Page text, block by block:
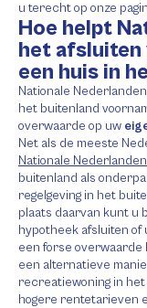
u terecht op onze
Hoe helpt
het afsluiten
een huis in
Nationale
het buitenland
overwaarde op uw
Net als de meeste
Nationale Nederlanden
buitenland als
regelgeving in het
plaats daarvan kunt u
hypotheek afsluiten of
een forse overwaarde
een alternatieve
recreatiewoning in
hogere rentetarieven